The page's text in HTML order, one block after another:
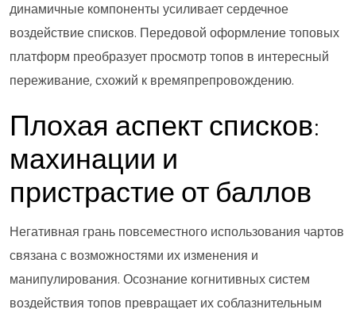
динамичные компоненты усиливает сердечное
воздействие списков. Передовой оформление топовых
платформ преобразует просмотр топов в интересный
переживание, схожий к времяпрепровождению.
Плохая аспект списков:
махинации и
пристрастие от баллов
Негативная грань повсеместного использования чартов
связана с возможностями их изменения и
манипулирования. Осознание когнитивных систем
воздействия топов превращает их соблазнительным